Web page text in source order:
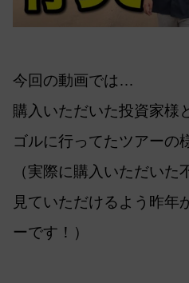
今回の動画では…
購入いただいた投資家様
ゴルに行ってたツアーの
（実際に購入いただいた
見ていただけるよう昨年
ーです！）